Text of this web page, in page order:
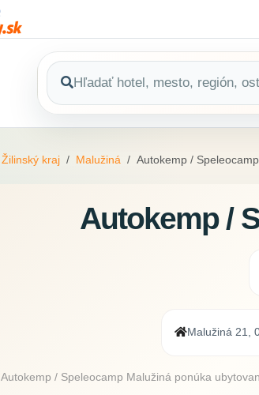
Žilinský kraj Malužiná Autokemp /
Autokemp /
Malužiná 21,
Autokemp / Speleocamp Malužiná ponúka